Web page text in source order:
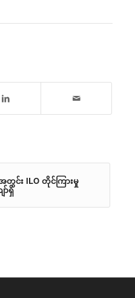
တွင်း ILO တိုင်ကြားမှု
ာ်ရှိ